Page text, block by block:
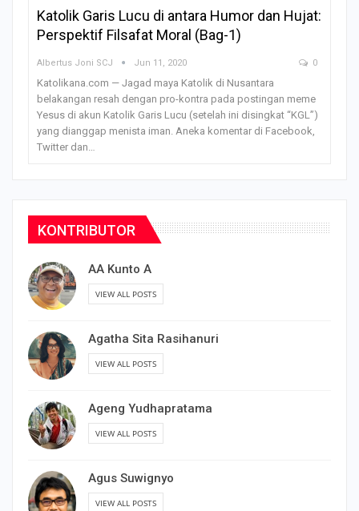
Katolik Garis Lucu di antara Humor dan Hujat:
Perspektif Filsafat Moral (Bag-1)
Albertus Joni SCJ Jun 11, 2020 0
Katolikana.com — Jagad maya Katolik di Nusantara
belakangan resah dengan pro-kontra pada postingan meme
Yesus di akun Katolik Garis Lucu (setelah ini disingkat “KGL”)
yang dianggap menista iman. Aneka komentar di Facebook,
Twitter dan…
KONTRIBUTOR
AA Kunto A
VIEW ALL POSTS
Agatha Sita Rasihanuri
VIEW ALL POSTS
Ageng Yudhapratama
VIEW ALL POSTS
Agus Suwignyo
VIEW ALL POSTS